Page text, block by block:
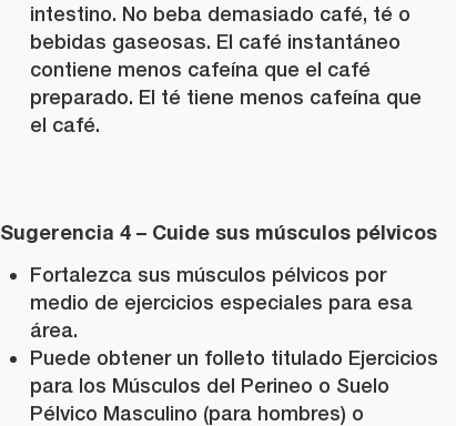
intestino. No beba demasiado café, té o
bebidas gaseosas. El café instantáneo
contiene menos cafeína que el café
preparado. El té tiene menos cafeína que
el café.
Sugerencia 4 – Cuide sus músculos pélvicos
Fortalezca sus músculos pélvicos por
medio de ejercicios especiales para esa
área.
Puede obtener un folleto titulado Ejercicios
para los Músculos del Perineo o Suelo
Pélvico Masculino (para hombres) o